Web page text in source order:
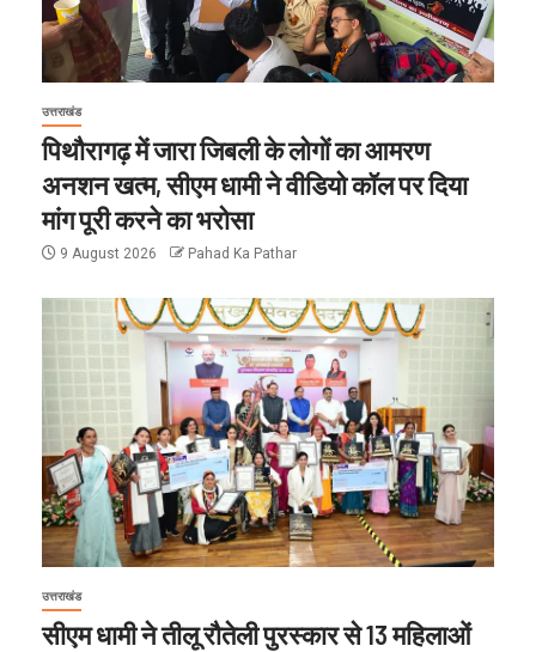
उत्तराखंड
पिथौरागढ़ में जारा जिबली के लोगों का आमरण
अनशन खत्म, सीएम धामी ने वीडियो कॉल पर दिया
मांग पूरी करने का भरोसा
9 August 2026 Pahad Ka Pathar
उत्तराखंड
सीएम धामी ने तीलू रौतेली पुरस्कार से 13 महिलाओं